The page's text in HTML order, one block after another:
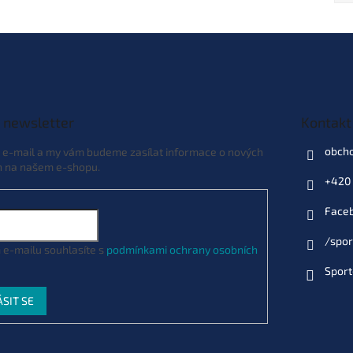
newsletter
mail a my vám budeme zasílat informace o nových
na našem e-shopu.
e-mailu souhlasíte s podmínkami ochrany osobních
SE
Kontakt
+420
/